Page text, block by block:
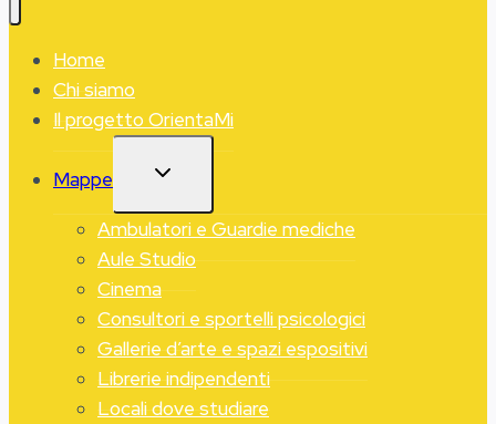
Home
Chi siamo
Il progetto OrientaMi
Mappe ALTERNA
FIGLIO
Ambulatori e Guardie mediche
Aule Studio
Cinema
Consultori e sportelli psicologici
Gallerie d’arte e spazi espositivi
Librerie indipendenti
Locali dove studiare